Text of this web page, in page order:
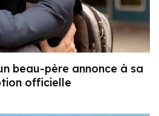
beau-père annonce à sa
officielle